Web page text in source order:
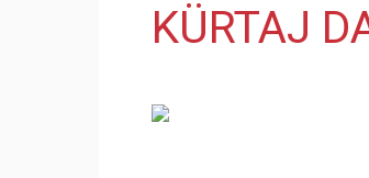
KÜRTAJ